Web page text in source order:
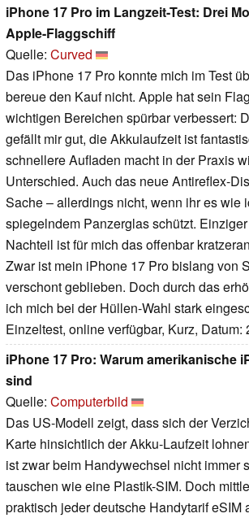
iPhone 17 Pro im Langzeit-Test: Drei
Apple-Flaggschiff
Quelle: Curved
Das iPhone 17 Pro konnte mich im Test
bereue den Kauf nicht. Apple hat sein
wichtigen Bereichen spürbar verbessert:
gefällt mir gut, die Akkulaufzeit ist
schnellere Aufladen macht in der Praxis
Unterschied. Auch das neue Antireflex-
Sache – allerdings nicht, wenn ihr es wie
spiegelndem Panzerglas schützt.
Nachteil ist für mich das offenbar
Zwar ist mein iPhone 17 Pro bislang von
verschont geblieben. Doch durch das
ich mich bei der Hüllen-Wahl stark
Einzeltest, online verfügbar, Kurz, Datum:
iPhone 17 Pro: Warum amerikanische
sind
Quelle: Computerbild
Das US-Modell zeigt, dass sich der
Karte hinsichtlich der Akku-Laufzeit
ist zwar beim Handywechsel nicht immer
tauschen wie eine Plastik-SIM. Doch
praktisch jeder deutsche Handytarif eSIM